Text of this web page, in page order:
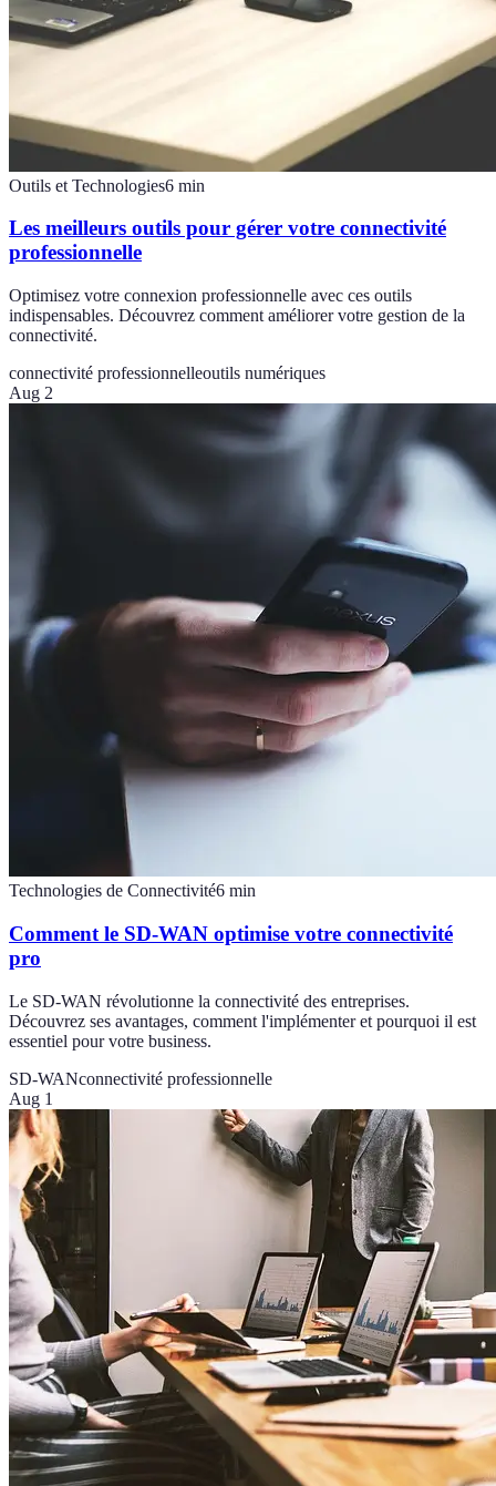
Outils et Technologies6 min
Les meilleurs outils pour gérer votre connectivité
professionnelle
Optimisez votre connexion professionnelle avec ces outils
indispensables. Découvrez comment améliorer votre gestion de la
connectivité.
connectivité professionnelleoutils numériques
Aug 2
Technologies de Connectivité6 min
Comment le SD-WAN optimise votre connectivité
pro
Le SD-WAN révolutionne la connectivité des entreprises.
Découvrez ses avantages, comment l'implémenter et pourquoi il est
essentiel pour votre business.
SD-WANconnectivité professionnelle
Aug 1